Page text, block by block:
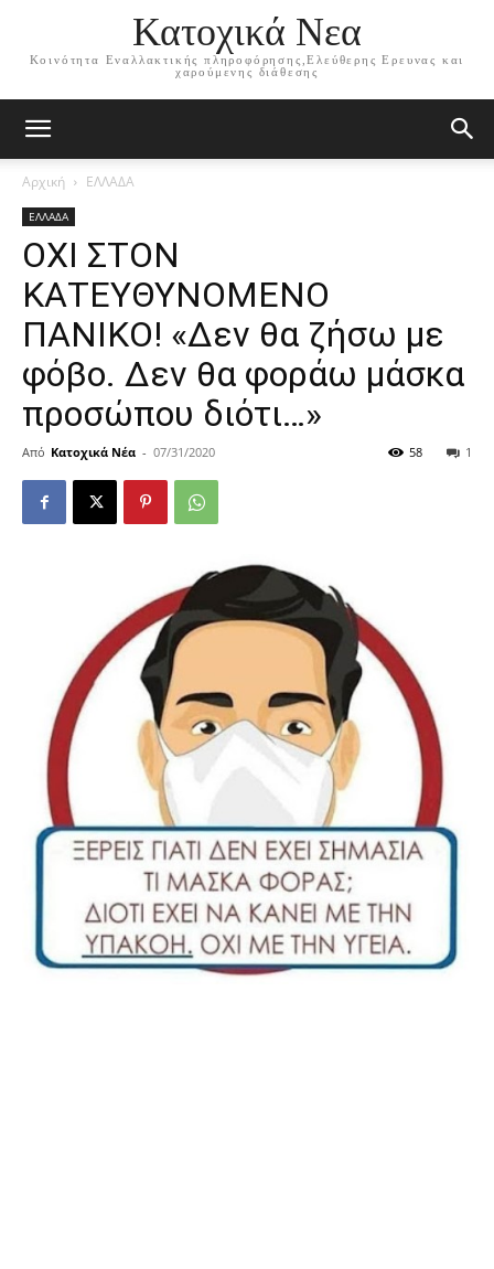
Κατοχικά Νεα
Κοινότητα Εναλλακτικής πληροφόρησης,Ελεύθερης Ερευνας και
χαρούμενης διάθεσης
Αρχική ΕΛΛΑΔΑ
ΕΛΛΑΔΑ
ΟΧΙ ΣΤΟΝ
ΚΑΤΕΥΘΥΝΟΜΕΝΟ
ΠΑΝΙΚΟ! «Δεν θα ζήσω με
φόβο. Δεν θα φοράω μάσκα
προσώπου διότι…»
Από Κατοχικά Νέα - 07/31/2020 1
58